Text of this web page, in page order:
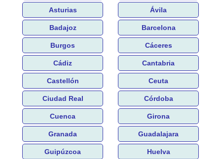
Asturias Ávila
Badajoz Barcelona
Burgos Cáceres
Cádiz Cantabria
Castellón Ceuta
Ciudad Real Córdoba
Cuenca Girona
Granada Guadalajara
Guipúzcoa Huelva